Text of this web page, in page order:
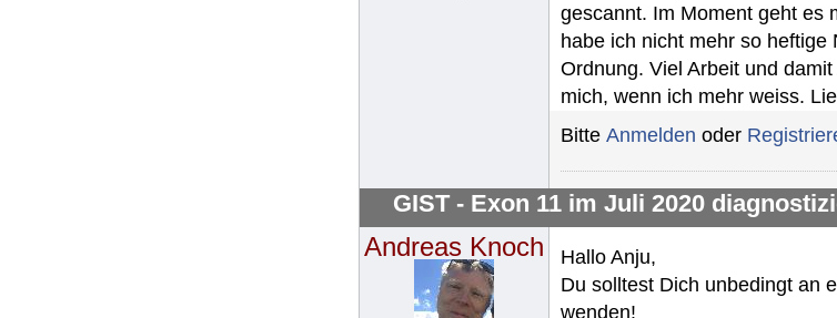
gescannt. Im Moment geht es
habe ich nicht mehr so
Ordnung. Viel Arbeit und
mich, wenn ich mehr weiss.
Bitte Anmelden oder
GIST - Exon 11 im Juli 2020
Andreas Knoch
Hallo Anju,
Du solltest Dich unbedingt an
wenden!